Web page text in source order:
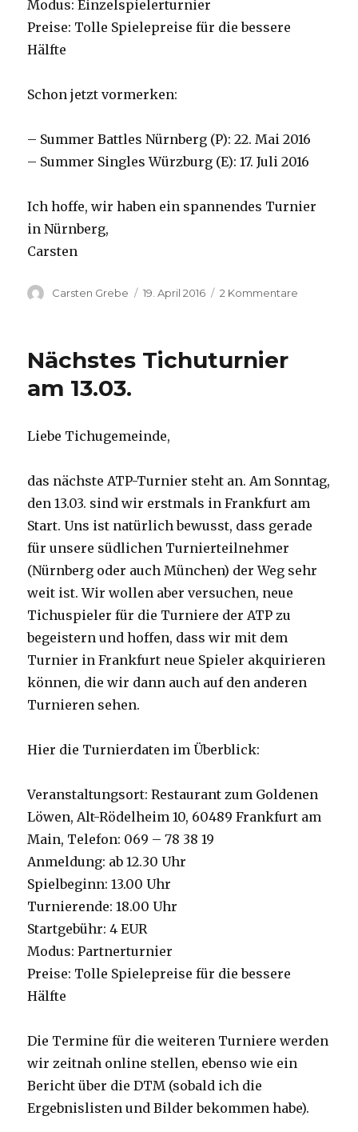
Modus: Einzelspielerturnier
Preise: Tolle Spielepreise für die bessere
Hälfte
Schon jetzt vormerken:
– Summer Battles Nürnberg (P): 22. Mai 2016
– Summer Singles Würzburg (E): 17. Juli 2016
Ich hoffe, wir haben ein spannendes Turnier
in Nürnberg,
Carsten
Autor
Carsten Grebe
Veröffentlicht
19. April 2016 2 Kommentare
Nächstes Tichuturnier
am 13.03.
Liebe Tichugemeinde,
das nächste ATP-Turnier steht an. Am Sonntag,
den 13.03. sind wir erstmals in Frankfurt am
Start. Uns ist natürlich bewusst, dass gerade
für unsere südlichen Turnierteilnehmer
(Nürnberg oder auch München) der Weg sehr
weit ist. Wir wollen aber versuchen, neue
Tichuspieler für die Turniere der ATP zu
begeistern und hoffen, dass wir mit dem
Turnier in Frankfurt neue Spieler akquirieren
können, die wir dann auch auf den anderen
Turnieren sehen.
Hier die Turnierdaten im Überblick:
Veranstaltungsort: Restaurant zum Goldenen
Löwen, Alt-Rödelheim 10, 60489 Frankfurt am
Main, Telefon: 069 – 78 38 19
Anmeldung: ab 12.30 Uhr
Spielbeginn: 13.00 Uhr
Turnierende: 18.00 Uhr
Startgebühr: 4 EUR
Modus: Partnerturnier
Preise: Tolle Spielepreise für die bessere
Hälfte
Die Termine für die weiteren Turniere werden
wir zeitnah online stellen, ebenso wie ein
Bericht über die DTM (sobald ich die
Ergebnislisten und Bilder bekommen habe).